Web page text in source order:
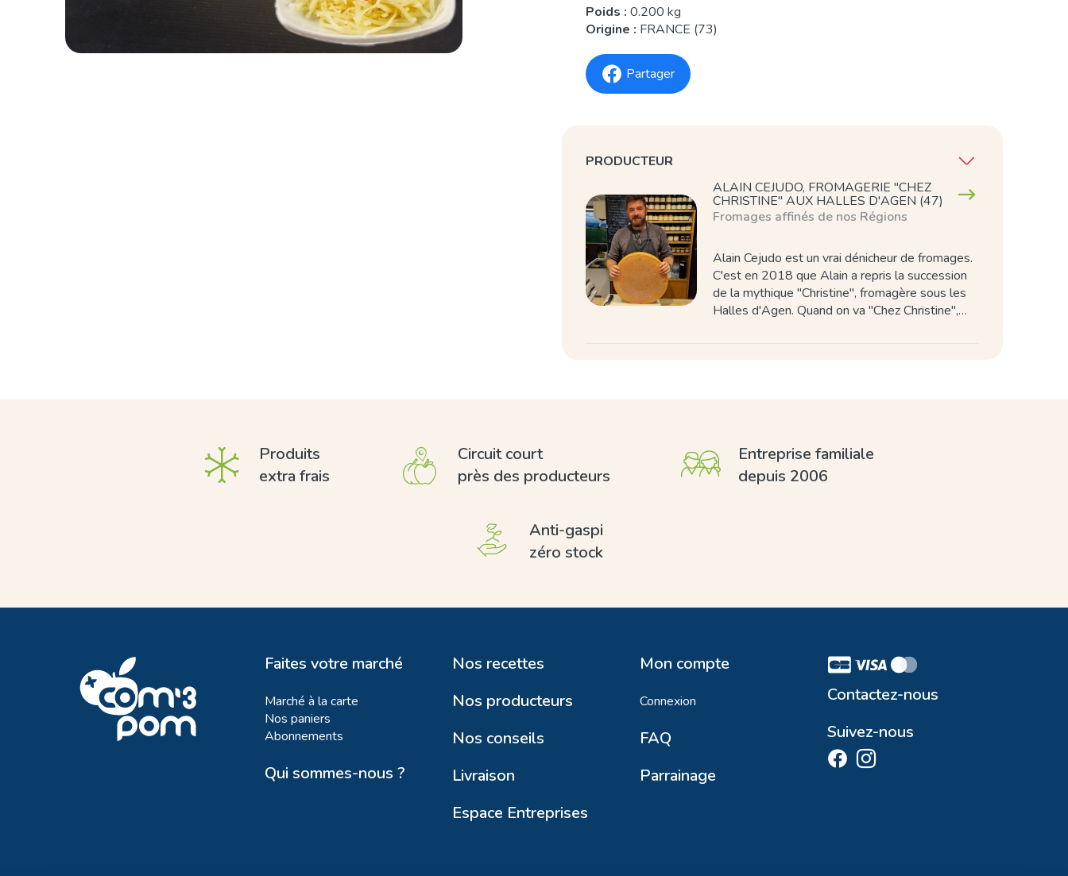
Poids : 0.200 kg
Origine : FRANCE (73)
Partager
PRODUCTEUR
ALAIN CEJUDO, FROMAGERIE "CHEZ
CHRISTINE" AUX HALLES D'AGEN (47)
Fromages affinés de nos Régions
Alain Cejudo est un vrai dénicheur de fromages.
C'est en 2018 que Alain a repris la succession
de la mythique "Christine", fromagère sous les
Halles d'Agen. Quand on va "Chez Christine",…
Produits
extra frais
Circuit court
près des producteurs
Entreprise familiale
depuis 2006
Anti-gaspi
zéro stock
Faites votre marché
Marché à la carte
Nos paniers
Abonnements
Qui sommes-nous ?
Nos recettes
Nos producteurs
Nos conseils
Livraison
Espace Entreprises
Mon compte
Connexion
FAQ
Parrainage
Contactez-nous
Suivez-nous